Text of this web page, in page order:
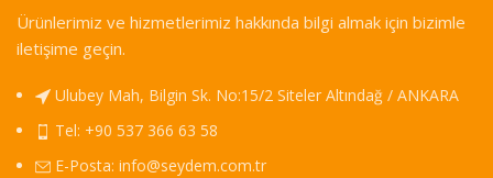
Ürünlerimiz ve hizmetlerimiz hakkında bilgi almak için bizimle
iletişime geçin.
Ulubey Mah, Bilgin Sk. No:15/2 Siteler Altındağ / ANKARA
Tel: +90 537 366 63 58
E-Posta: info@seydem.com.tr